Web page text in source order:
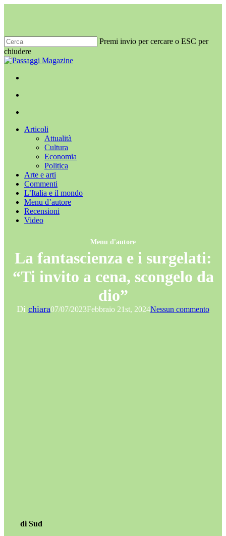
principale
Premi invio per cercare o ESC per
chiudere
Chiudi
Menu
cerca
Menu
Articoli
Attualità
Cultura
Economia
Politica
Arte e arti
Commenti
L’Italia e il mondo
Menu d’autore
Recensioni
Video
Menu d'autore
La fantascienza e i surgelati:
“Ti invito a cena, scongelo da
dio”
Di chiara07/07/2023Febbraio 21st, 2024Nessun commento
di Sud